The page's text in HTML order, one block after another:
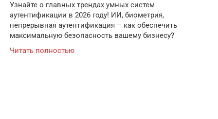
Узнайте о главных трендах умных систем
аутентификации в 2026 году! ИИ, биометрия,
непрерывная аутентификация – как обеспечить
максимальную безопасность вашему бизнесу?
Читать полностью